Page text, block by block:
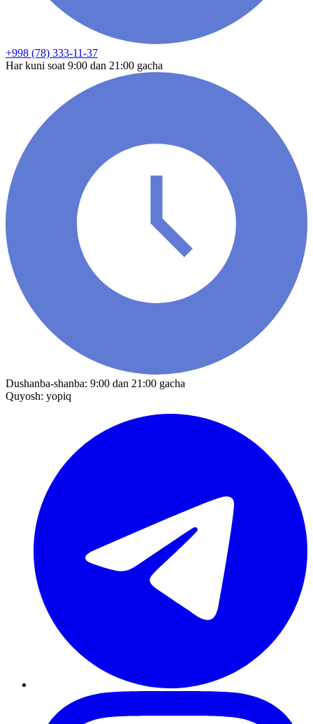
+998 (78) 333-11-37
Har kuni soat 9:00 dan 21:00 gacha
Dushanba-shanba: 9:00 dan 21:00 gacha
Quyosh: yopiq